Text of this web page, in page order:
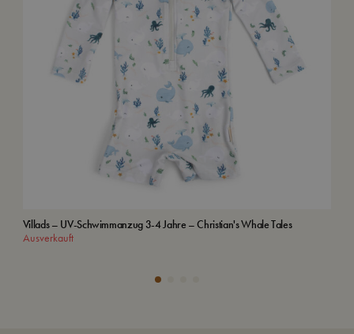
Villads – UV-Schwimmanzug 3-4 Jahre – Christian's Whale Tales
Ausverkauft